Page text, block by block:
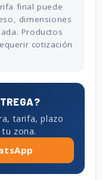
final puede
dimensiones
Productos
cotización
tarifa, plazo
zona.